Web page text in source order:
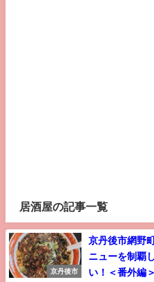
居酒屋の記事一覧
京丹後市
京丹後市網野
ニューを制覇
い！＜番外編＞